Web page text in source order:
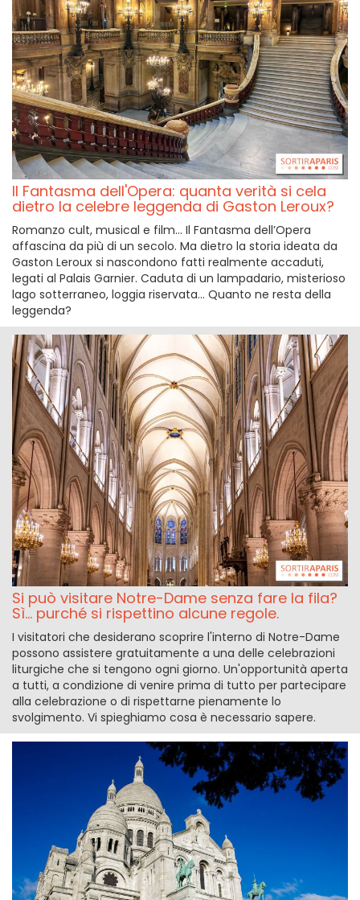
Il Fantasma dell'Opera: quanta verità si cela
dietro la celebre leggenda di Gaston Leroux?
Romanzo cult, musical e film... Il Fantasma dell’Opera
affascina da più di un secolo. Ma dietro la storia ideata da
Gaston Leroux si nascondono fatti realmente accaduti,
legati al Palais Garnier. Caduta di un lampadario, misterioso
lago sotterraneo, loggia riservata... Quanto ne resta della
leggenda?
Si può visitare Notre-Dame senza fare la fila?
Sì... purché si rispettino alcune regole.
I visitatori che desiderano scoprire l'interno di Notre-Dame
possono assistere gratuitamente a una delle celebrazioni
liturgiche che si tengono ogni giorno. Un'opportunità aperta
a tutti, a condizione di venire prima di tutto per partecipare
alla celebrazione o di rispettarne pienamente lo
svolgimento. Vi spieghiamo cosa è necessario sapere.